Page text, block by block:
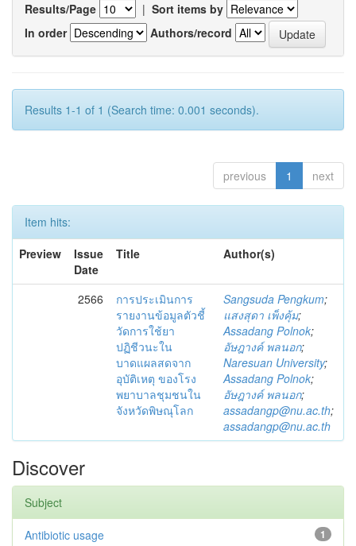
Results/Page | Sort items by
In order
Authors/record
Results 1-1 of 1 (Search time: 0.001 seconds).
previous 1 next
Item hits:
Preview
Issue
Date
Title Author(s)
2566
การประเมินการ
รายงานข้อมูลตัวชี้
วัดการใช้ยา
ปฏิชีวนะใน
บาดแผลสดจาก
อุบัติเหตุ ของโรง
พยาบาลชุมชนใน
จังหวัดพิษณุโลก
Sangsuda Pengkum;
แสงสุดา เพ็งคุ้ม;
Assadang Polnok;
อัษฎางค์ พลนอก;
Naresuan University;
Assadang Polnok;
อัษฎางค์ พลนอก;
assadangp@nu.ac.th;
assadangp@nu.ac.th
Discover
Subject
1
Antibiotic usage